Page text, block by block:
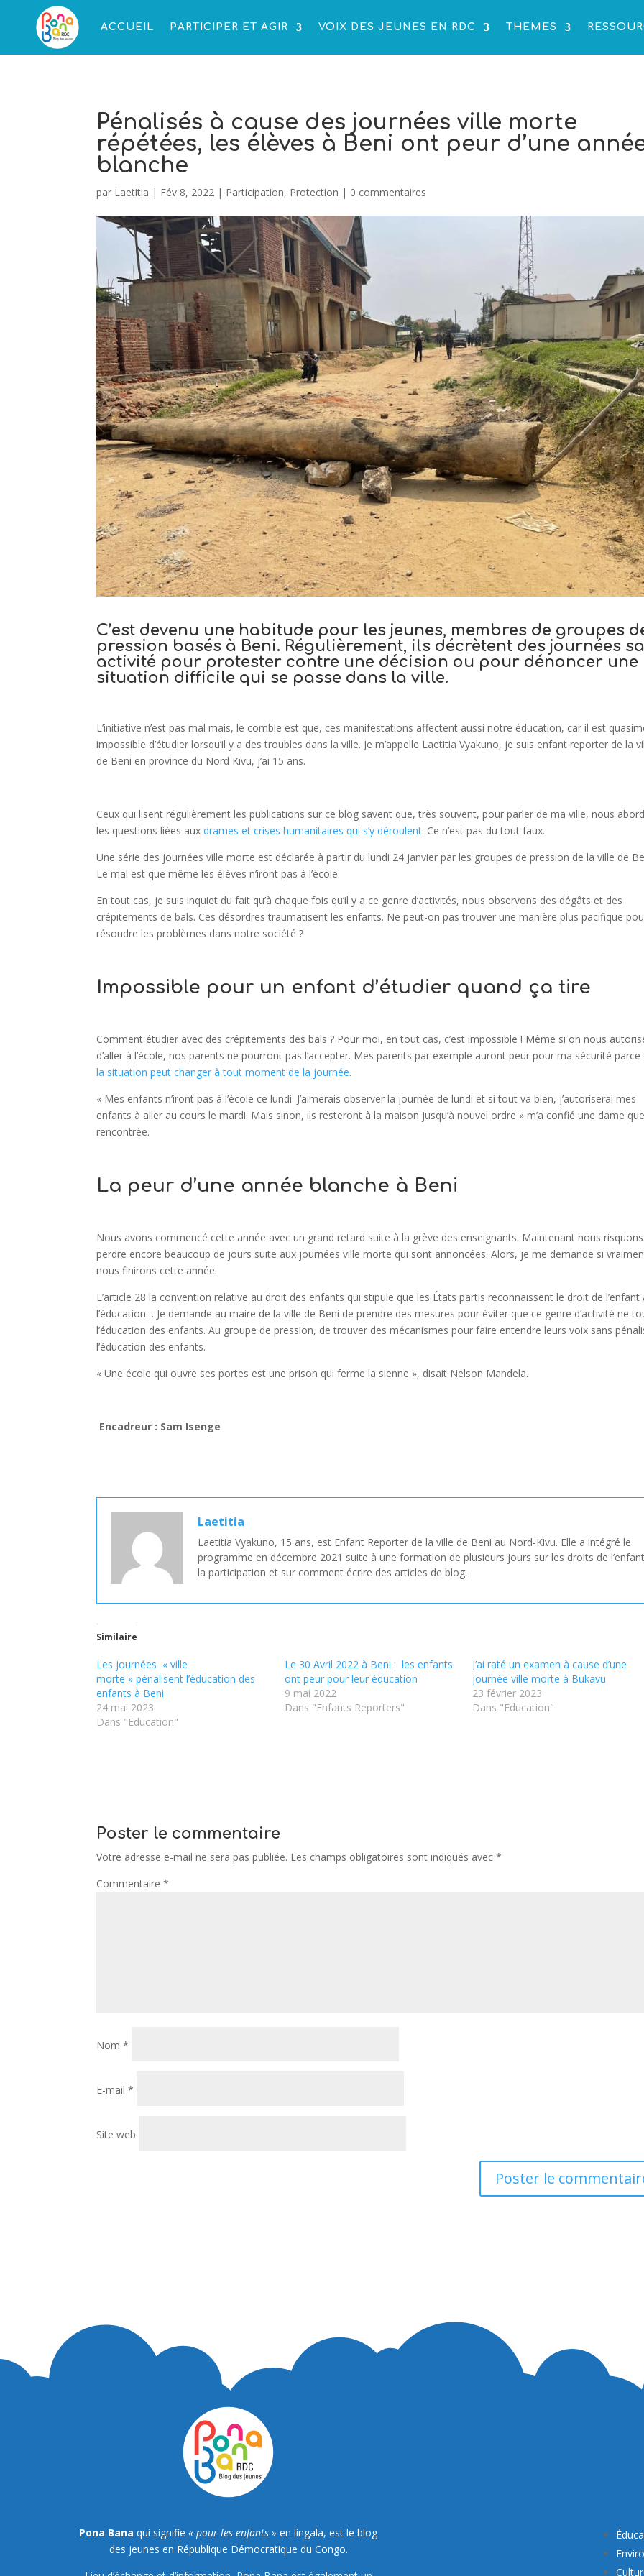
ACCUEIL PARTICIPER ET AGIR VOIX DES JEUNES EN RDC THEMES
Pénalisés à cause des journées ville morte
répétées, les élèves à Beni ont peur d’une
blanche
par Laetitia | Fév 8, 2022 | Participation, Protection | 0 commentaires
C’est devenu une habitude pour les jeunes, membres de groupes
pression basés à Beni. Régulièrement, ils décrètent des journées
activité pour protester contre une décision ou pour dénoncer une
situation difficile qui se passe dans la ville.
L’initiative n’est pas mal mais, le comble est que, ces manifestations affectent aussi notre éducation, car il est
impossible d’étudier lorsqu’il y a des troubles dans la ville. Je m’appelle Laetitia Vyakuno, je suis enfant reporter de la
de Beni en province du Nord Kivu, j’ai 15 ans.
Ceux qui lisent régulièrement les publications sur ce blog savent que, très souvent, pour parler de ma ville, nous
les questions liées aux drames et crises humanitaires qui s’y déroulent. Ce n’est pas du tout faux.
Une série des journées ville morte est déclarée à partir du lundi 24 janvier par les groupes de pression de la ville de
Le mal est que même les élèves n’iront pas à l’école.
En tout cas, je suis inquiet du fait qu’à chaque fois qu’il y a ce genre d’activités, nous observons des dégâts et des
crépitements de bals. Ces désordres traumatisent les enfants. Ne peut-on pas trouver une manière plus pacifique
résoudre les problèmes dans notre société ?
Impossible pour un enfant d’étudier quand ça tire
Comment étudier avec des crépitements des bals ? Pour moi, en tout cas, c’est impossible ! Même si on nous
d’aller à l’école, nos parents ne pourront pas l’accepter. Mes parents par exemple auront peur pour ma sécurité parce
la situation peut changer à tout moment de la journée.
« Mes enfants n’iront pas à l’école ce lundi. J’aimerais observer la journée de lundi et si tout va bien, j’autoriserai mes
enfants à aller au cours le mardi. Mais sinon, ils resteront à la maison jusqu’à nouvel ordre » m’a confié une dame que
rencontrée.
La peur d’une année blanche à Beni
Nous avons commencé cette année avec un grand retard suite à la grève des enseignants. Maintenant nous
perdre encore beaucoup de jours suite aux journées ville morte qui sont annoncées. Alors, je me demande si
nous finirons cette année.
L’article 28 la convention relative au droit des enfants qui stipule que les États partis reconnaissent le droit de l’enfant
l’éducation… Je demande au maire de la ville de Beni de prendre des mesures pour éviter que ce genre d’activité ne
l’éducation des enfants. Au groupe de pression, de trouver des mécanismes pour faire entendre leurs voix sans
l’éducation des enfants.
« Une école qui ouvre ses portes est une prison qui ferme la sienne », disait Nelson Mandela.
Encadreur : Sam Isenge
Laetitia
Laetitia Vyakuno, 15 ans, est Enfant Reporter de la ville de Beni au Nord-Kivu. Elle a intégré le
programme en décembre 2021 suite à une formation de plusieurs jours sur les droits de
la participation et sur comment écrire des articles de blog.
Similaire
Les journées « ville
morte » pénalisent l’éducation des
enfants à Beni
24 mai 2023
Dans "Education"
Le 30 Avril 2022 à Beni : les enfants
ont peur pour leur éducation
9 mai 2022
Dans "Enfants Reporters"
J’ai raté un examen à cause d’une
journée ville morte à Bukavu
23 février 2023
Dans "Education"
Poster le commentaire
Votre adresse e-mail ne sera pas publiée. Les champs obligatoires sont indiqués avec*
Commentaire*
Nom*
E-mail*
Site web
Pona Bana qui signifie« pour les enfants » en lingala, est le blog
des jeunes en République Démocratique du Congo.